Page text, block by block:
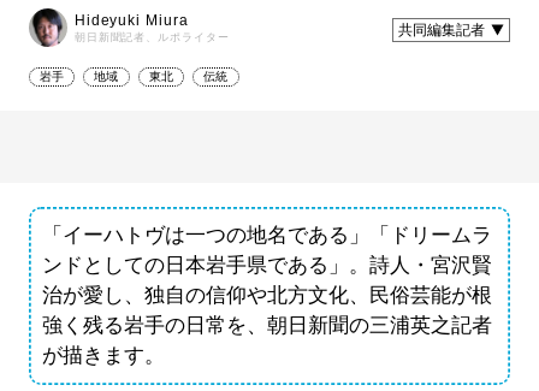
Hideyuki Miura
朝日新聞記者、ルポライター 共同編集記者
岩手 地域 東北 伝統
「イーハトヴは一つの地名である」「ドリームラ
ンドとしての日本岩手県である」。詩人・宮沢賢
治が愛し、独自の信仰や北方文化、民俗芸能が根
強く残る岩手の日常を、朝日新聞の三浦英之記者
が描きます。